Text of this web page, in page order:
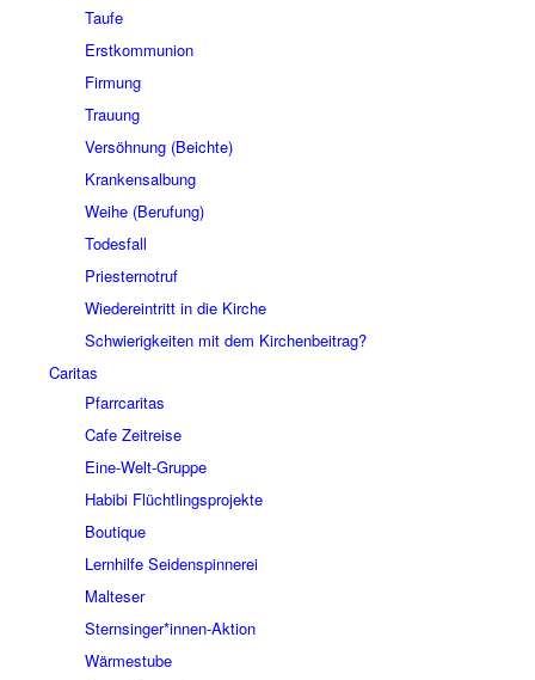
Taufe
Erstkommunion
Firmung
Trauung
Versöhnung (Beichte)
Krankensalbung
Weihe (Berufung)
Todesfall
Priesternotruf
Wiedereintritt in die Kirche
Schwierigkeiten mit dem Kirchenbeitrag?
Caritas
Pfarrcaritas
Cafe Zeitreise
Eine-Welt-Gruppe
Habibi Flüchtlingsprojekte
Boutique
Lernhilfe Seidenspinnerei
Malteser
Sternsinger*innen-Aktion
Wärmestube